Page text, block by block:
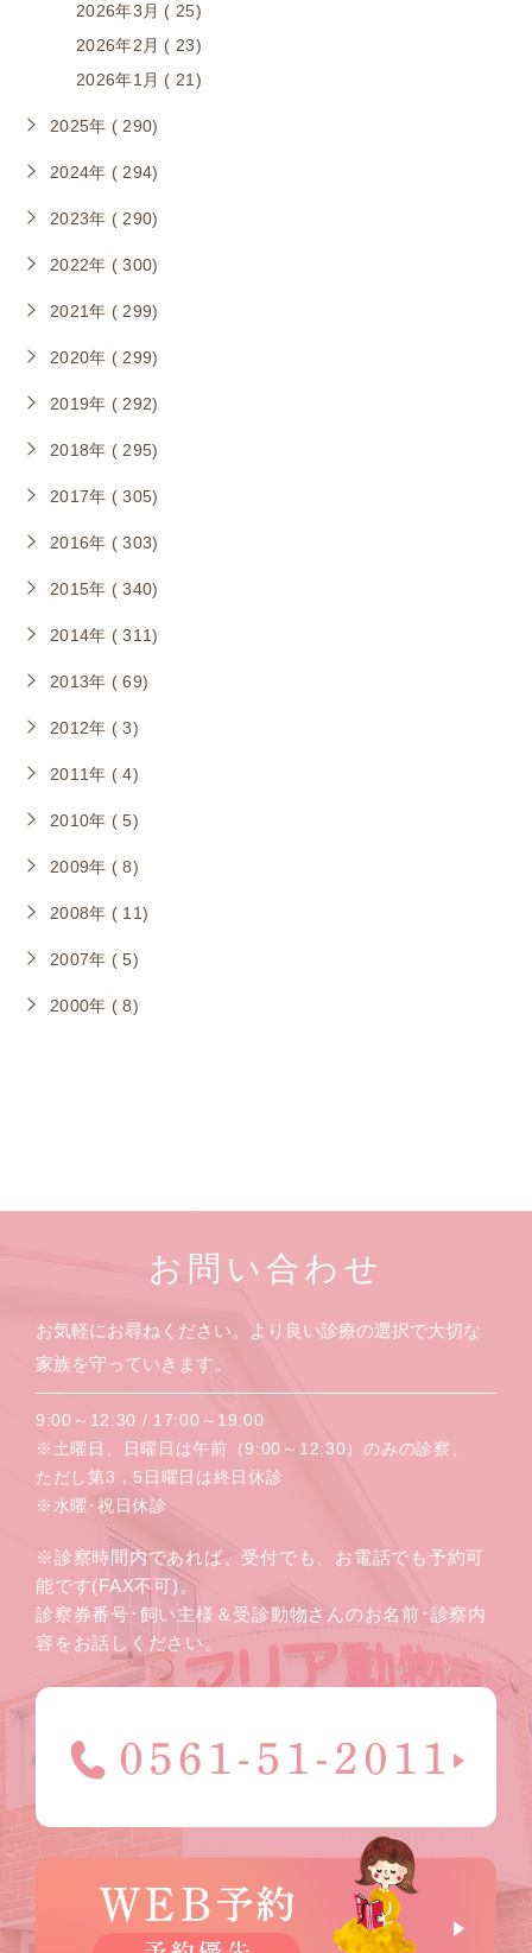
2026年3月 ( 25)
2026年2月 ( 23)
2026年1月 ( 21)
2025年 ( 290)
2024年 ( 294)
2023年 ( 290)
2022年 ( 300)
2021年 ( 299)
2020年 ( 299)
2019年 ( 292)
2018年 ( 295)
2017年 ( 305)
2016年 ( 303)
2015年 ( 340)
2014年 ( 311)
2013年 ( 69)
2012年 ( 3)
2011年 ( 4)
2010年 ( 5)
2009年 ( 8)
2008年 ( 11)
2007年 ( 5)
2000年 ( 8)
お問い合わせ
お気軽にお尋ねください。より良い診療の選択で大切な
家族を守っていきます。
9:00～12:30 / 17:00～19:00
※土曜日、日曜日は午前（9:00～12:30）のみの診察、
ただし第3，5日曜日は終日休診
※水曜･祝日休診
※診察時間内であれば、受付でも、お電話でも予約可
能です(FAX不可)。
診察券番号･飼い主様＆受診動物さんのお名前･診察内
容をお話しください。